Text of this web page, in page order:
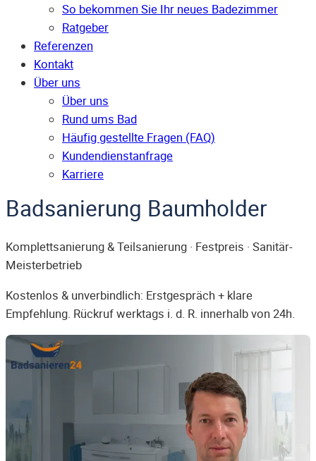
So bekommen Sie Ihr neues Badezimmer
Ratgeber
Referenzen
Kontakt
Über uns
Über uns
Rund ums Bad
Häufig gestellte Fragen (FAQ)
Kunden­dienst­anfrage
Karriere
Badsanierung Baumholder
Komplettsanierung & Teilsanierung · Festpreis · Sanitär-
Meisterbetrieb
Kostenlos & unverbindlich: Erstgespräch + klare
Empfehlung. Rückruf werktags i. d. R. innerhalb von 24h.